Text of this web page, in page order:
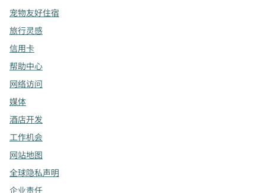
宠物友好住宿
旅行灵感
信用卡
帮助中心
网络访问
媒体
酒店开发
工作机会
网站地图
全球隐私声明
企业责任